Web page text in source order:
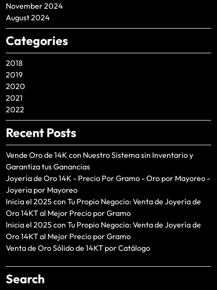
November 2024
August 2024
Categories
2018
2019
2020
2021
2022
Recent Posts
Vende Oro de 14K con Nuestro Sistema sin Inventario y
Garantiza tus Ganancias
Joyería de Oro 14K - Precio Por Gramo - Oro por Mayoreo -
Joyeria por Mayoreo
Inicia el 2025 con Tu Propio Negocio: Venta de Joyería de
Oro 14KT al Mejor Precio por Gramo
Inicia el 2025 con Tu Propio Negocio: Venta de Joyería de
Oro 14KT al Mejor Precio por Gramo
Venta de Oro Sólido de 14KT por Catálogo
Search